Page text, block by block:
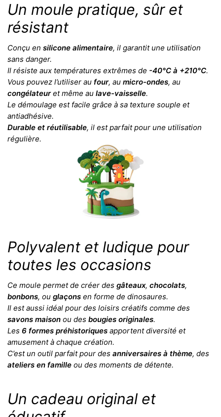
Un moule pratique, sûr et
résistant
Conçu en silicone alimentaire, il garantit une utilisation
sans danger.
Il résiste aux températures extrêmes de -40°C à +210°C.
Vous pouvez l’utiliser au four, au micro-ondes, au
congélateuret même au lave-vaisselle.
Le démoulage est facile grâce à sa texture souple et
antiadhésive.
Durable et réutilisable, il est parfait pour une utilisation
régulière.
Polyvalent et ludique pour
toutes les occasions
Ce moule permet de créer des gâteaux, chocolats,
bonbons, ou glaçons en forme de dinosaures.
Il est aussi idéal pour des loisirs créatifs comme des
savons maison ou des bougies originales.
Les 6 formes préhistoriques apportent diversité et
amusement à chaque création.
C’est un outil parfait pour des anniversaires à thème, des
ateliers en famille ou des moments de détente.
Un cadeau original et